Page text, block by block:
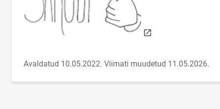
Avaldatud 10.05.2022. Viimati muudetud 11.05.2026.